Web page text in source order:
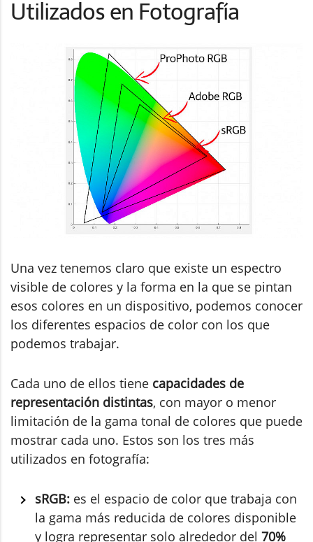
Utilizados en Fotografía
Una vez tenemos claro que existe un espectro
visible de colores y la forma en la que se pintan
esos colores en un dispositivo, podemos conocer
los diferentes espacios de color con los que
podemos trabajar.
Cada uno de ellos tiene capacidades de
representación distintas, con mayor o menor
limitación de la gama tonal de colores que puede
mostrar cada uno. Estos son los tres más
utilizados en fotografía:
sRGB: es el espacio de color que trabaja con
la gama más reducida de colores disponible
y logra representar solo alrededor del 70%